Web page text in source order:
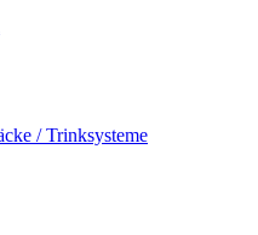
/ Trinksysteme